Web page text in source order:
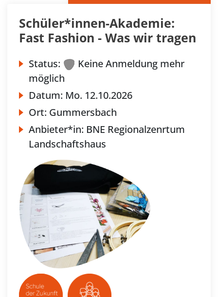
Schüler*innen-Akademie:
Fast Fashion - Was wir tragen
Status:
Keine Anmeldung mehr
möglich
Datum: Mo. 12.10.2026
Ort: Gummersbach
Anbieter*in: BNE Regionalzenrtum
Landschaftshaus